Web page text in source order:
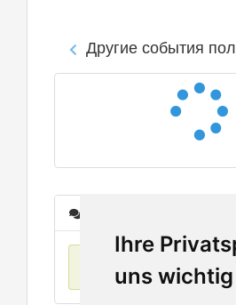
Ihre
uns wichtig
Другие события